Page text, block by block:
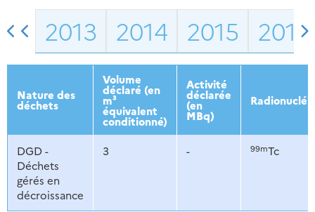
2013 2014 2015 2016
Nature des
déchets
Volume
déclaré (en
m³
équivalent
conditionné)
Activité
déclarée
(en
MBq)
DGD -
Déchets
gérés en
décroissance
3 - 99mTc